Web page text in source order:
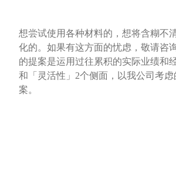
想尝试使用各种材料的，想将含糊不
化的。如果有这方面的忧虑，敬请咨
的提案是运用过往累积的实际业绩和
和「灵活性」2个侧面，以我公司考
案。